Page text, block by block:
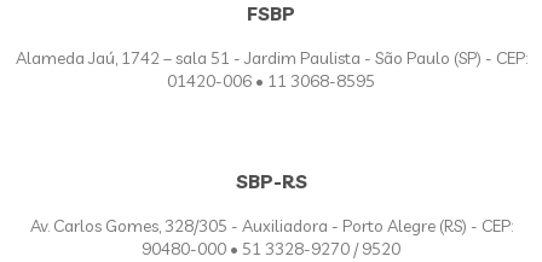
FSBP
Alameda Jaú, 1742 – sala 51 - Jardim Paulista - São Paulo (SP) - CEP:
01420-006 • 11 3068-8595
SBP-RS
Av. Carlos Gomes, 328/305 - Auxiliadora - Porto Alegre (RS) - CEP:
90480-000 • 51 3328-9270 / 9520